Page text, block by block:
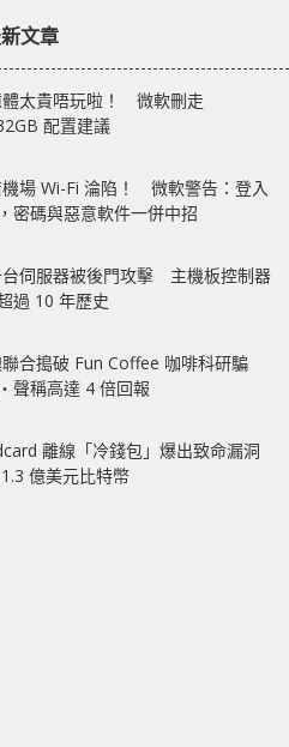
文章
體太貴唔玩啦！ 微軟刪走
配置建議
場 Wi-Fi 淪陷！ 微軟警告：登入
密碼與惡意軟件一併中招
台伺服器被後門攻擊 主機板控制器
過 10 年歷史
合搗破 Fun Coffee 咖啡科研騙
稱高達 4 倍回報
離線「冷錢包」爆出致命漏洞
億美元比特幣